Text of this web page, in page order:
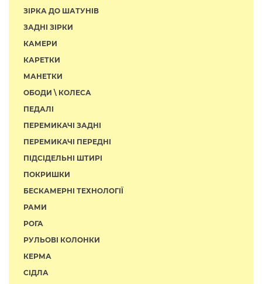
ЗІРКА ДО ШАТУНІВ
ЗАДНІ ЗІРКИ
КАМЕРИ
КАРЕТКИ
МАНЕТКИ
ОБОДИ \ КОЛЕСА
ПЕДАЛІ
ПЕРЕМИКАЧІ ЗАДНІ
ПЕРЕМИКАЧІ ПЕРЕДНІ
ПІДСІДЕЛЬНІ ШТИРІ
ПОКРИШКИ
БЕСКАМЕРНІ ТЕХНОЛОГІЇ
РАМИ
РОГА
РУЛЬОВІ КОЛОНКИ
КЕРМА
СІДЛА